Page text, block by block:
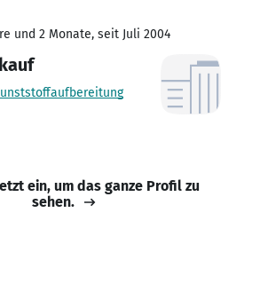
und 2 Monate, seit Juli 2004
ein, um das ganze Profil zu
sehen.